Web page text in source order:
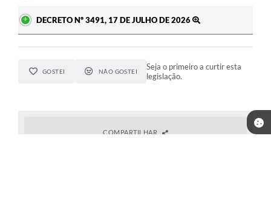
DECRETO Nº 3491, 17 DE JULHO DE 2026
GOSTEI NÃO GOSTEI
Seja o primeiro a curtir esta
legislação.
COMPARTILHAR